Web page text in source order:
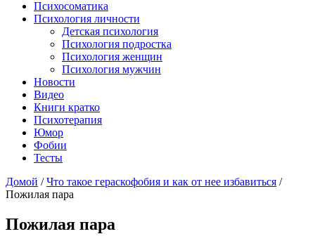
Психосоматика
Психология личности
Детская психология
Психология подростка
Психология женщин
Психология мужчин
Новости
Видео
Книги кратко
Психотерапия
Юмор
Фобии
Тесты
Домой / Что такое гераскофобия и как от нее избавиться /
Пожилая пара
Пожилая пара